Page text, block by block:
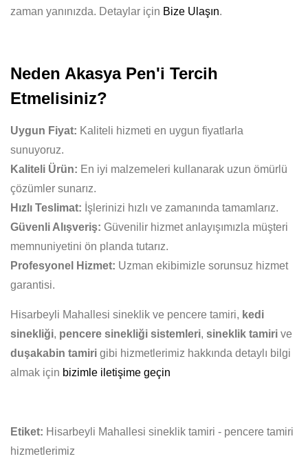
zaman yanınızda. Detaylar için Bize Ulaşın.
Neden Akasya Pen'i Tercih
Etmelisiniz?
Uygun Fiyat: Kaliteli hizmeti en uygun fiyatlarla
sunuyoruz.
Kaliteli Ürün: En iyi malzemeleri kullanarak uzun ömürlü
çözümler sunarız.
Hızlı Teslimat: İşlerinizi hızlı ve zamanında tamamlarız.
Güvenli Alışveriş: Güvenilir hizmet anlayışımızla müşteri
memnuniyetini ön planda tutarız.
Profesyonel Hizmet: Uzman ekibimizle sorunsuz hizmet
garantisi.
Hisarbeyli Mahallesi sineklik ve pencere tamiri, kedi
sinekliği, pencere sinekliği sistemleri, sineklik tamiri ve
duşakabin tamiri gibi hizmetlerimiz hakkında detaylı bilgi
almak için bizimle iletişime geçin
Etiket: Hisarbeyli Mahallesi sineklik tamiri - pencere tamiri
hizmetlerimiz